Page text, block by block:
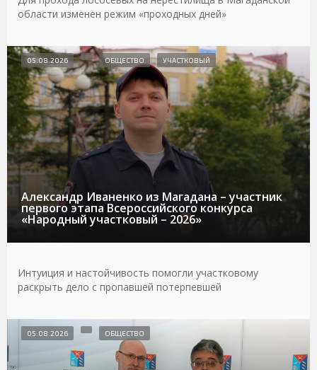
области изменен режим «проходных дней»
Александр Иваненко из Магадана – участник
первого этапа Всероссийского конкурса
«Народный участковый – 2026»
05.08.2026 ОБЩЕСТВО УЧАСТКОВЫЙ
Интуиция и настойчивость помогли участковому
раскрыть дело с пропавшей потерпевшей
05.08.2026 ОБЩЕСТВО